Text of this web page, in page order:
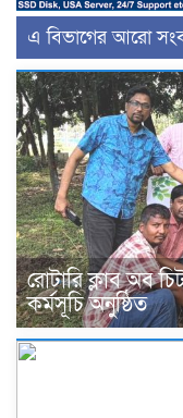
এ বিভাগের আরো
রোটারি ক্লাব অব
কর্মসূচি অনুষ্ঠিত